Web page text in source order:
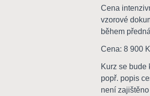
Cena
vzorové
během
Cena: 8 900
Kurz se bude
popř. popis
není